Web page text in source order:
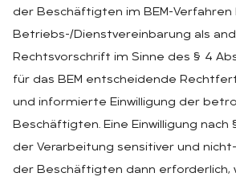
der Beschäftigten im BEM-Verfahren
Betriebs-/Dienstvereinbarung als
Rechtsvorschrift im Sinne des § 4
für das BEM entscheidende
und informierte Einwilligung der
Beschäftigten. Eine Einwilligung nach
der Verarbeitung sensitiver und
der Beschäftigten dann erforderlich,